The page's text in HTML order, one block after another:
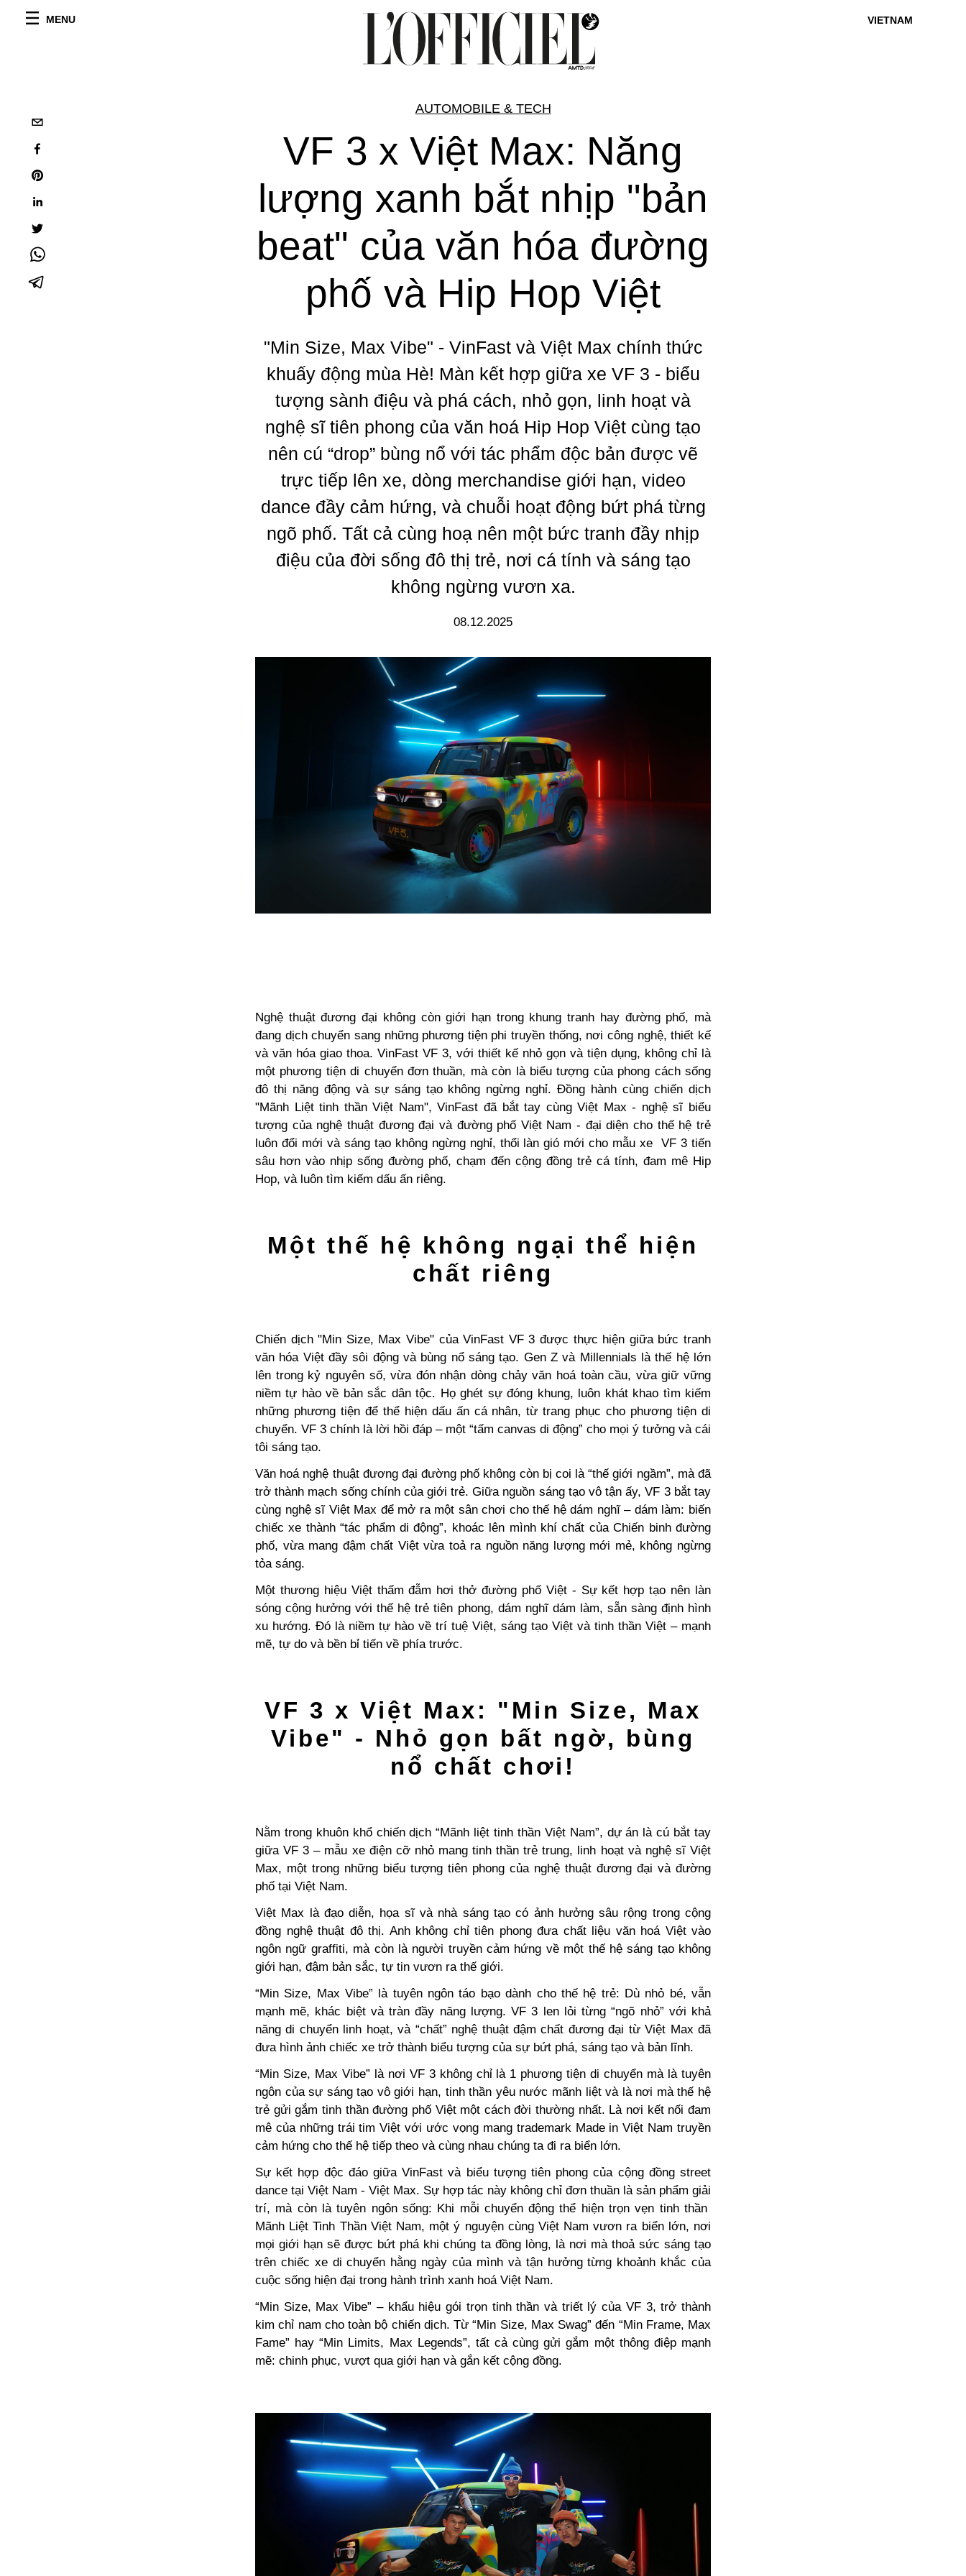
MENU VIETNAM
AUTOMOBILE & TECH
VF 3 x Việt Max: Năng
lượng xanh bắt nhịp "bản
beat" của văn hóa đường
phố và Hip Hop Việt
"Min Size, Max Vibe" - VinFast và Việt Max chính thức
khuấy động mùa Hè! Màn kết hợp giữa xe VF 3 - biểu
tượng sành điệu và phá cách, nhỏ gọn, linh hoạt và
nghệ sĩ tiên phong của văn hoá Hip Hop Việt cùng tạo
nên cú “drop” bùng nổ với tác phẩm độc bản được vẽ
trực tiếp lên xe, dòng merchandise giới hạn, video
dance đầy cảm hứng, và chuỗi hoạt động bứt phá từng
ngõ phố. Tất cả cùng hoạ nên một bức tranh đầy nhịp
điệu của đời sống đô thị trẻ, nơi cá tính và sáng tạo
không ngừng vươn xa.
08.12.2025
Nghệ thuật đương đại không còn giới hạn trong khung tranh hay đường phố, mà
đang dịch chuyển sang những phương tiện phi truyền thống, nơi công nghệ, thiết kế
và văn hóa giao thoa. VinFast VF 3, với thiết kế nhỏ gọn và tiện dụng, không chỉ là
một phương tiện di chuyển đơn thuần, mà còn là biểu tượng của phong cách sống
đô thị năng động và sự sáng tạo không ngừng nghỉ. Đồng hành cùng chiến dịch
"Mãnh Liệt tinh thần Việt Nam", VinFast đã bắt tay cùng Việt Max - nghệ sĩ biểu
tượng của nghệ thuật đương đại và đường phố Việt Nam - đại diện cho thế hệ trẻ
luôn đổi mới và sáng tạo không ngừng nghỉ, thổi làn gió mới cho mẫu xe VF 3 tiến
sâu hơn vào nhịp sống đường phố, chạm đến cộng đồng trẻ cá tính, đam mê Hip
Hop, và luôn tìm kiếm dấu ấn riêng.
Một thế hệ không ngại thể hiện
chất riêng
Chiến dịch "Min Size, Max Vibe" của VinFast VF 3 được thực hiện giữa bức tranh
văn hóa Việt đầy sôi động và bùng nổ sáng tạo. Gen Z và Millennials là thế hệ lớn
lên trong kỷ nguyên số, vừa đón nhận dòng chảy văn hoá toàn cầu, vừa giữ vững
niềm tự hào về bản sắc dân tộc. Họ ghét sự đóng khung, luôn khát khao tìm kiếm
những phương tiện để thể hiện dấu ấn cá nhân, từ trang phục cho phương tiện di
chuyển. VF 3 chính là lời hồi đáp – một “tấm canvas di động” cho mọi ý tưởng và cái
tôi sáng tạo.
Văn hoá nghệ thuật đương đại đường phố không còn bị coi là “thế giới ngầm”, mà đã
trở thành mạch sống chính của giới trẻ. Giữa nguồn sáng tạo vô tận ấy, VF 3 bắt tay
cùng nghệ sĩ Việt Max để mở ra một sân chơi cho thế hệ dám nghĩ – dám làm: biến
chiếc xe thành “tác phẩm di động”, khoác lên mình khí chất của Chiến binh đường
phố, vừa mang đậm chất Việt vừa toả ra nguồn năng lượng mới mẻ, không ngừng
tỏa sáng.
Một thương hiệu Việt thấm đẫm hơi thở đường phố Việt - Sự kết hợp tạo nên làn
sóng cộng hưởng với thế hệ trẻ tiên phong, dám nghĩ dám làm, sẵn sàng định hình
xu hướng. Đó là niềm tự hào về trí tuệ Việt, sáng tạo Việt và tinh thần Việt – mạnh
mẽ, tự do và bền bỉ tiến về phía trước.
VF 3 x Việt Max: "Min Size, Max
Vibe" - Nhỏ gọn bất ngờ, bùng
nổ chất chơi!
Nằm trong khuôn khổ chiến dịch “Mãnh liệt tinh thần Việt Nam”, dự án là cú bắt tay
giữa VF 3 – mẫu xe điện cỡ nhỏ mang tinh thần trẻ trung, linh hoạt và nghệ sĩ Việt
Max, một trong những biểu tượng tiên phong của nghệ thuật đương đại và đường
phố tại Việt Nam.
Việt Max là đạo diễn, họa sĩ và nhà sáng tạo có ảnh hưởng sâu rộng trong cộng
đồng nghệ thuật đô thị. Anh không chỉ tiên phong đưa chất liệu văn hoá Việt vào
ngôn ngữ graffiti, mà còn là người truyền cảm hứng về một thế hệ sáng tạo không
giới hạn, đậm bản sắc, tự tin vươn ra thế giới.
“Min Size, Max Vibe” là tuyên ngôn táo bạo dành cho thế hệ trẻ: Dù nhỏ bé, vẫn
mạnh mẽ, khác biệt và tràn đầy năng lượng. VF 3 len lỏi từng “ngõ nhỏ” với khả
năng di chuyển linh hoạt, và “chất” nghệ thuật đậm chất đương đại từ Việt Max đã
đưa hình ảnh chiếc xe trở thành biểu tượng của sự bứt phá, sáng tạo và bản lĩnh.
“Min Size, Max Vibe” là nơi VF 3 không chỉ là 1 phương tiện di chuyển mà là tuyên
ngôn của sự sáng tạo vô giới hạn, tinh thần yêu nước mãnh liệt và là nơi mà thế hệ
trẻ gửi gắm tinh thần đường phố Việt một cách đời thường nhất. Là nơi kết nối đam
mê của những trái tim Việt với ước vọng mang trademark Made in Việt Nam truyền
cảm hứng cho thế hệ tiếp theo và cùng nhau chúng ta đi ra biển lớn.
Sự kết hợp độc đáo giữa VinFast và biểu tượng tiên phong của cộng đồng street
dance tại Việt Nam - Việt Max. Sự hợp tác này không chỉ đơn thuần là sản phẩm giải
trí, mà còn là tuyên ngôn sống: Khi mỗi chuyển động thể hiện trọn vẹn tinh thần
Mãnh Liệt Tinh Thần Việt Nam, một ý nguyện cùng Việt Nam vươn ra biển lớn, nơi
mọi giới hạn sẽ được bứt phá khi chúng ta đồng lòng, là nơi mà thoả sức sáng tạo
trên chiếc xe di chuyển hằng ngày của mình và tận hưởng từng khoảnh khắc của
cuộc sống hiện đại trong hành trình xanh hoá Việt Nam.
“Min Size, Max Vibe” – khẩu hiệu gói trọn tinh thần và triết lý của VF 3, trở thành
kim chỉ nam cho toàn bộ chiến dịch. Từ “Min Size, Max Swag” đến “Min Frame, Max
Fame” hay “Min Limits, Max Legends”, tất cả cùng gửi gắm một thông điệp mạnh
mẽ: chinh phục, vượt qua giới hạn và gắn kết cộng đồng.